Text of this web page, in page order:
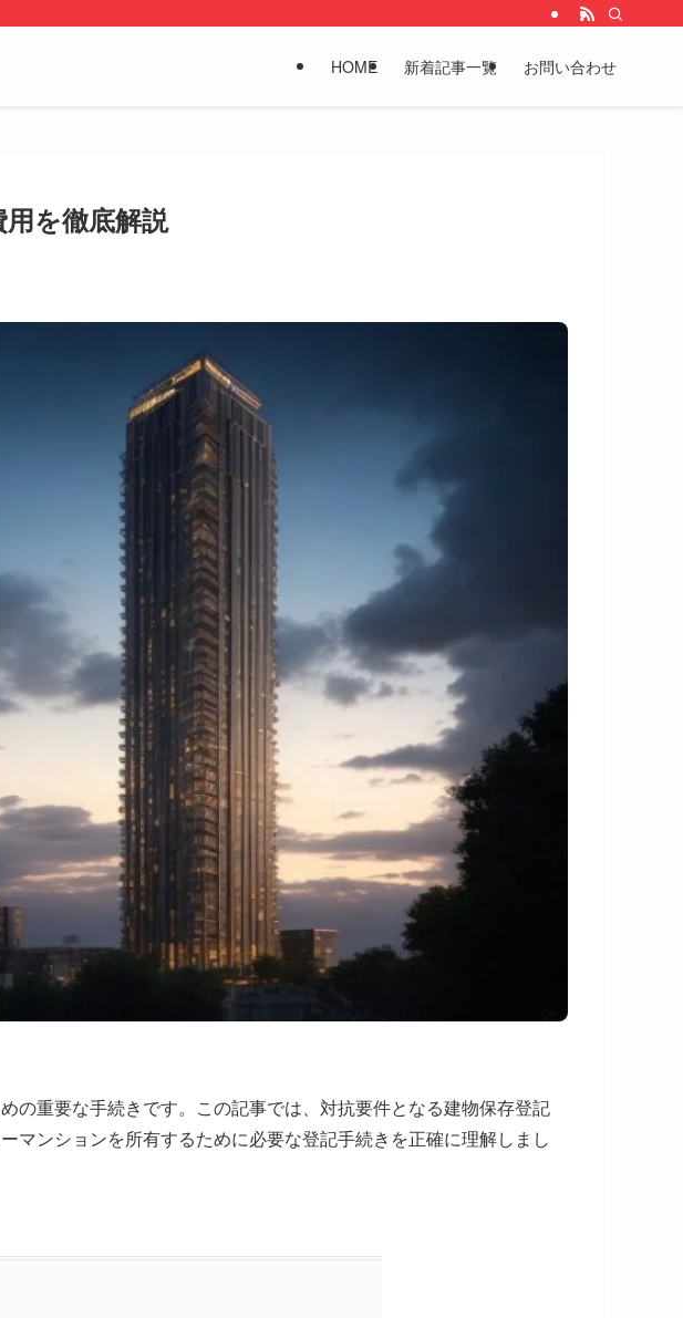
HOME 新着記事一覧 お問い合わせ
を徹底解説
の重要な手続きです。この記事では、対抗要件となる建物保存登記
マンションを所有するために必要な登記手続きを正確に理解しまし